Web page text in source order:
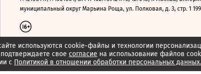
используются cookie-файлы и технологии
свое согласие на использование файлов
с Политикой в отношении обработки персональных данных.
муниципальный округ Марьина Роща, ул. Полковая, д. 3, стр. 1